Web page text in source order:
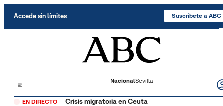
Accede sin límites Suscríbete a ABC
NacionalSevilla
EN DIRECTO Crisis migratoria en Ceuta